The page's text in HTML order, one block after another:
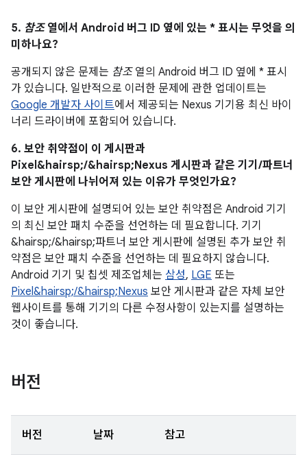
5. 참조열에서 Android 버그 ID 옆에 있는 * 표시는 무엇을 의
미하나요?
공개되지 않은 문제는 참조열의 Android 버그 ID 옆에 * 표시
가 있습니다. 일반적으로 이러한 문제에 관한 업데이트는
Google 개발자 사이트에서 제공되는 Nexus 기기용 최신 바이
너리 드라이버에 포함되어 있습니다.
6. 보안 취약점이 이 게시판과
Pixel&hairsp;/&hairsp;Nexus 게시판과 같은 기기/파트너
보안 게시판에 나뉘어져 있는 이유가 무엇인가요?
이 보안 게시판에 설명되어 있는 보안 취약점은 Android 기기
의 최신 보안 패치 수준을 선언하는 데 필요합니다. 기기
&hairsp;/&hairsp;파트너 보안 게시판에 설명된 추가 보안 취
약점은 보안 패치 수준을 선언하는 데 필요하지 않습니다.
Android 기기 및 칩셋 제조업체는 삼성, LGE 또는
Pixel&hairsp;/&hairsp;Nexus 보안 게시판과 같은 자체 보안
웹사이트를 통해 기기의 다른 수정사항이 있는지를 설명하는
것이 좋습니다.
버전
버전 날짜 참고